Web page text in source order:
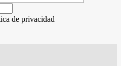
de privacidad